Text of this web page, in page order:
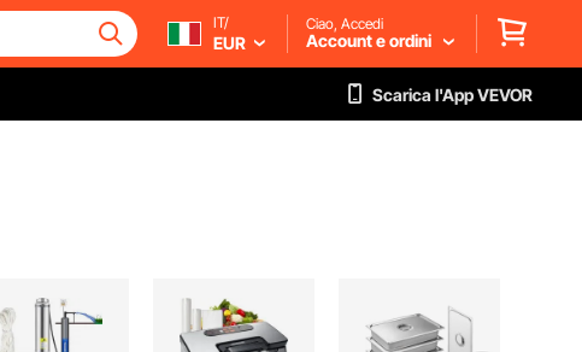
IT/
EUR
Ciao, Accedi
Account e ordini
Scarica l'App VEVOR